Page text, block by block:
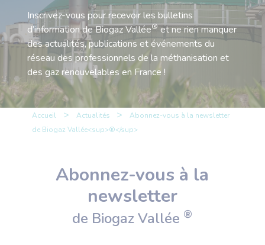
Inscrivez-vous pour recevoir les bulletins
d’information de Biogaz Vallée® et ne rien manquer
des actualités, publications et événements du
réseau des professionnels de la méthanisation et
des gaz renouvelables en France !
Accueil > Actualités >
Abonnez-vous à la newsletter
de Biogaz Vallée<sup>®</sup>
Abonnez-vous à la
newsletter
de Biogaz Vallée ®